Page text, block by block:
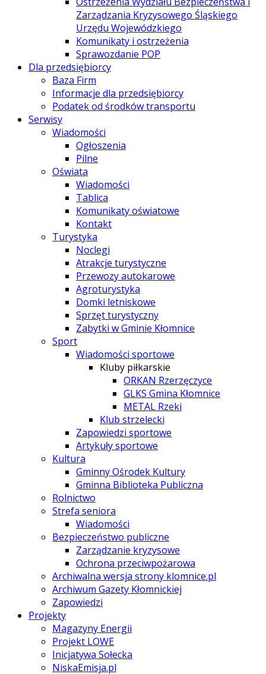
Zarządzania Kryzysowego Śląskiego
Urzędu Wojewódzkiego
Komunikaty i ostrzeżenia
Sprawozdanie POP
Dla przedsiębiorcy
Baza Firm
Informacje dla przedsiębiorcy
Podatek od środków transportu
Serwisy
Wiadomości
Ogłoszenia
Pilne
Oświata
Wiadomości
Tablica
Komunikaty oświatowe
Kontakt
Turystyka
Noclegi
Atrakcje turystyczne
Przewozy autokarowe
Agroturystyka
Domki letniskowe
Sprzęt turystyczny
Zabytki w Gminie Kłomnice
Sport
Wiadomości sportowe
Kluby piłkarskie
ORKAN Rzerzęczyce
GLKS Gmina Kłomnice
METAL Rzeki
Klub strzelecki
Zapowiedzi sportowe
Artykuły sportowe
Kultura
Gminny Ośrodek Kultury
Gminna Biblioteka Publiczna
Rolnictwo
Strefa seniora
Wiadomości
Bezpieczeństwo publiczne
Zarządzanie kryzysowe
Ochrona przeciwpożarowa
Archiwalna wersja strony klomnice.pl
Archiwum Gazety Kłomnickiej
Zapowiedzi
Projekty
Magazyny Energii
Projekt LOWE
Inicjatywa Sołecka
NiskaEmisja.pl